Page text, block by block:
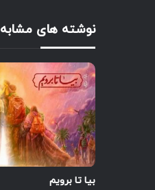
نوشته های مشابه
بیا تا برویم